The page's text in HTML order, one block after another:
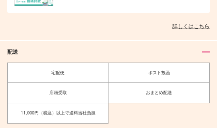
詳しくはこちら
配送
宅配便 ポスト投函
店頭受取 おまとめ配送
11,000円（税込）以上で送料当社負担